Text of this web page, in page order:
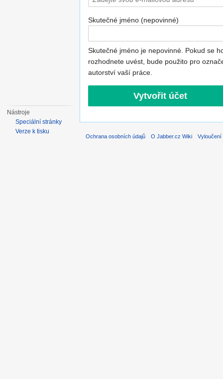
Skutečné jméno (nepovinné)
Skutečné jméno je nepovinné. Pokud se
rozhodnete uvést, bude použito pro
autorství vaší práce.
Nástroje
Speciální stránky
Verze k tisku
Ochrana osobních údajů O Jabber.cz Wiki Vyloučení